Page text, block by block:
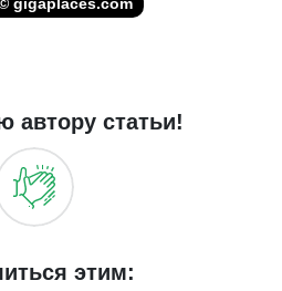
gigaplaces.com
автору статьи!
этим: